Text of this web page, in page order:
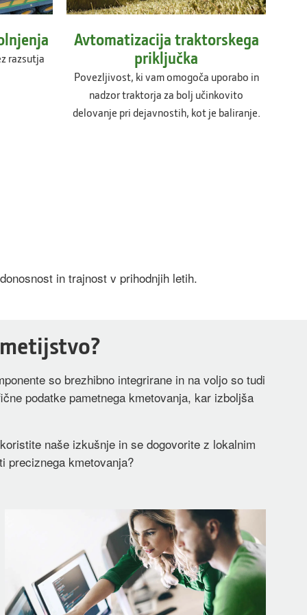
razsutja
Avtomatizacija traktorskega
priključka
Povezljivost, ki vam omogoča uporabo in
nadzor traktorja za bolj učinkovito
delovanje pri dejavnostih, kot je baliranje.
in trajnost v prihodnjih letih.
so brezhibno integrirane in na voljo so tudi
podatke pametnega kmetovanja, kar izboljša
naše izkušnje in se dogovorite z lokalnim
preciznega kmetovanja?